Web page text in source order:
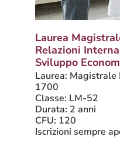
Laurea
Relazioni
Sviluppo
Laurea:
1700
Classe: LM-52
Durata: 2 anni
CFU: 120
Iscrizioni sempre